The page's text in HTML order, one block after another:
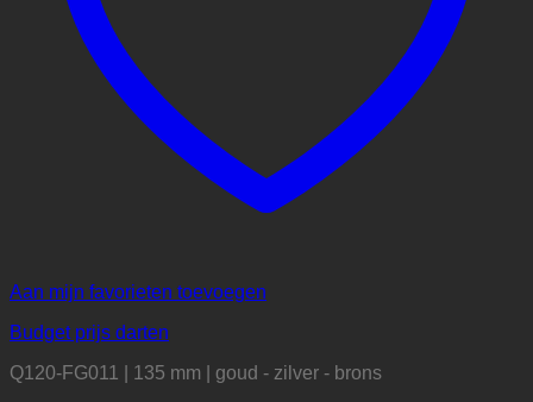
Aan mijn favorieten toevoegen
Budget prijs darten
Q120-FG011 | 135 mm | goud - zilver - brons